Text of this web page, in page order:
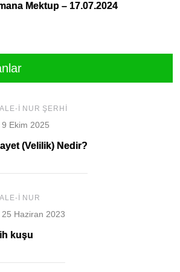
Mektup – 17.07.2024
I NUR ŞERHI
9 Ekim 2025
(Velilik) Nedir?
I NUR
25 Haziran 2023
kuşu